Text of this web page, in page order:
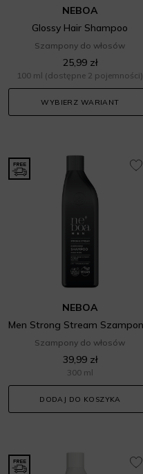
NEBOA
Glossy Hair Shampoo
Szampony do włosów
25,99 zł
100 ml (dostępne 2 pojemności)
WYBIERZ WARIANT
NEBOA
Szampony do włosów
39,99 zł
300 ml
DODAJ DO KOSZYKA